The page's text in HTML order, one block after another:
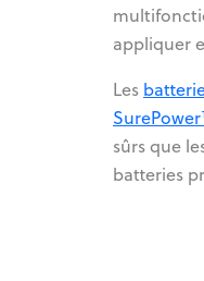
appliquer
Les
sûrs que
batteries